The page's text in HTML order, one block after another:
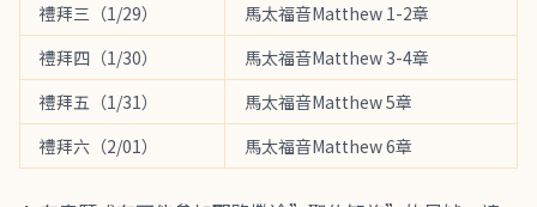
禮拜三（1/29）
馬太福音Matthew 1-2章
禮拜四（1/30）
馬太福音Matthew 3-4章
禮拜五（1/31）
馬太福音Matthew 5章
禮拜六（2/01）
馬太福音Matthew 6章